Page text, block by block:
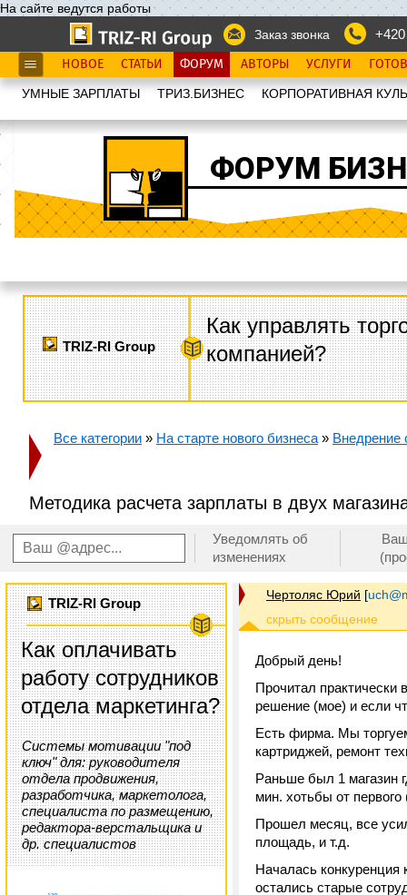
На сайте ведутся работы
Заказ звонка
НОВОЕ СТАТЬИ ФОРУМ АВТОРЫ УСЛУГИ
УМНЫЕ ЗАРПЛАТЫ ТРИЗ.БИЗНЕС КОРПОРАТИВНАЯ
ФОРУМ
TRIZ-RI Group
Как управлять
компанией?
Все категории » На старте нового бизнеса » Внедрение
Методика расчета зарплаты в двух
Уведомлять об
изменениях
TRIZ-RI Group
Как оплачивать
работу сотрудников
отдела маркетинга?
Системы мотивации "под
ключ" для: руководителя
отдела продвижения,
разработчика, маркетолога,
специалиста по размещению,
редактора-верстальщика и
др. специалистов
Чертоляс Юрий [
Добрый день!
Прочитал
решение (мое) и если
Есть фирма. Мы
картриджей, ремонт
Раньше был 1 магазин
мин. хотьбы от
Прошел месяц, все
площадь, и т.д.
Началась конкуренция
остались старые